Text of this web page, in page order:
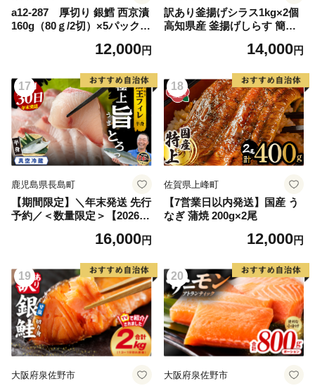
a12-287 厚切り 銀鱈 西京漬
160g（80ｇ/2切）×5パック
12,000円
訳あり釜揚げシラス1kg×2個
高知県産 釜揚げしらす 簡易
国産 釜揚げ 新鮮 しらす丼 海
控えめ お取り寄せ
14,000円
17
鹿児島県長島町
【期間限定】＼年末発送 先行
予約／＜数量限定＞【2026年
で紹介ぶりの王様「 鰤王 」
ィレ1枚) 産地直送 新鮮 旨味
が抜群の 長島町 特産品 ブラ
ンド ぶり 鰤 ブリ 切り身 真
空 冷蔵 刺身 ぶりしゃぶ しゃ
ぶしゃぶ 魚 魚介 人気 ランキ
ング 年末年始発送 【JFA】jf
a-1630-30
16,000円
18
佐賀県上峰町
【7営業日以内発送】国産 う
なぎ 蒲焼 200g×2尾
12,000円
19
大阪府泉佐野市
20
大阪府泉佐野市